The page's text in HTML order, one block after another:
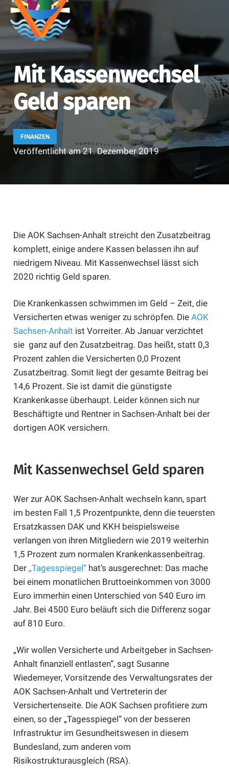
Mit Kassenwechsel
Geld sparen
FINANZEN
Veröffentlicht am21. Dezember 2019
Die AOK Sachsen-Anhalt streicht den Zusatzbeitrag
komplett, einige andere Kassen belassen ihn auf
niedrigem Niveau. Mit Kassenwechsel lässt sich
2020 richtig Geld sparen.
Die Krankenkassen schwimmen im Geld – Zeit, die
Versicherten etwas weniger zu schröpfen. Die AOK
Sachsen-Anhalt ist Vorreiter. Ab Januar verzichtet
sie ganz auf den Zusatzbeitrag. Das heißt, statt 0,3
Prozent zahlen die Versicherten 0,0 Prozent
Zusatzbeitrag. Somit liegt der gesamte Beitrag bei
14,6 Prozent. Sie ist damit die günstigste
Krankenkasse überhaupt. Leider können sich nur
Beschäftigte und Rentner in Sachsen-Anhalt bei der
dortigen AOK versichern.
Mit Kassenwechsel Geld sparen
Wer zur AOK Sachsen-Anhalt wechseln kann, spart
im besten Fall 1,5 Prozentpunkte, denn die teuersten
Ersatzkassen DAK und KKH beispielsweise
verlangen von ihren Mitgliedern wie 2019 weiterhin
1,5 Prozent zum normalen Krankenkassenbeitrag.
Der „Tagesspiegel“hat’s ausgerechnet: Das mache
bei einem monatlichen Bruttoeinkommen von 3000
Euro immerhin einen Unterschied von 540 Euro im
Jahr. Bei 4500 Euro beläuft sich die Differenz sogar
auf 810 Euro.
„Wir wollen Versicherte und Arbeitgeber in Sachsen-
Anhalt finanziell entlasten“, sagt Susanne
Wiedemeyer, Vorsitzende des Verwaltungsrates der
AOK Sachsen-Anhalt und Vertreterin der
Versichertenseite. Die AOK Sachsen profitiere zum
einen, so der „Tagesspiegel“ von der besseren
Infrastruktur im Gesundheitswesen in diesem
Bundesland, zum anderen vom
Risikostrukturausgleich (RSA).